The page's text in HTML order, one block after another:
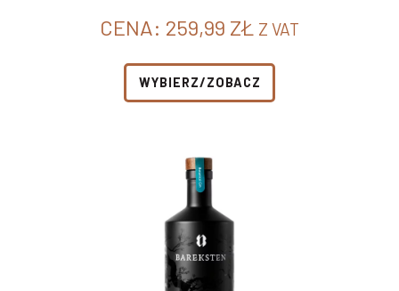
CENA: 259,99 ZŁ Z VAT
WYBIERZ/ZOBACZ